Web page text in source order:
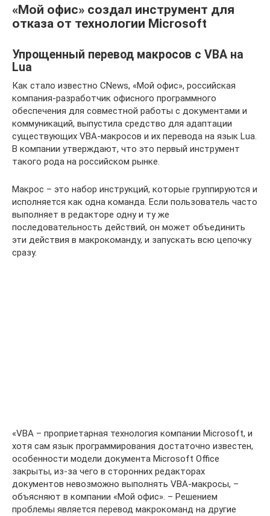
«Мой офис» создал инструмент для
отказа от технологии Microsoft
Упрощенный перевод макросов с VBA на
Lua
Как стало известно CNews, «Мой офис», российская
компания-разработчик офисного программного
обеспечения для совместной работы с документами и
коммуникаций, выпустила средство для адаптации
существующих VBA-макросов и их перевода на язык Lua.
В компании утверждают, что это первый инструмент
такого рода на российском рынке.
Макрос – это набор инструкций, которые группируются и
исполняется как одна команда. Если пользователь часто
выполняет в редакторе одну и ту же
последовательность действий, он может объединить
эти действия в макрокоманду, и запускать всю цепочку
сразу.
«VBA – проприетарная технология компании Microsoft, и
хотя сам язык программирования достаточно известен,
особенности модели документа Microsoft Office
закрыты, из-за чего в сторонних редакторах
документов невозможно выполнять VBA-макросы, –
объясняют в компании «Мой офис». – Решением
проблемы является перевод макрокоманд на другие